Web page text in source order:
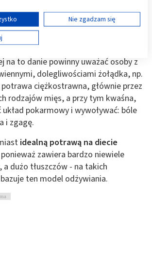
sięgnąć po bigos dietetyczny z
tłuszczów czy np. pozbawiony
na to danie powinny uważać osoby z
dolegliwościami żołądka, np.
ciężkostrawna, głównie przez
rodzajów mięs, a przy tym kwaśna,
pokarmowy i wywoływać: bóle
i zgagę.
idealną potrawą na diecie
zawiera bardzo niewiele
dużo tłuszczów - na takich
ten model odżywiania.
(11 dostawców IAB)
w następujących celach:
informacji na urządzeniu lub
ograniczonych danych do
w celu spersonalizowanych
do wyboru
reklam
w celu personalizacji treści
profili w celu doboru
treści
Nie zgadzam się